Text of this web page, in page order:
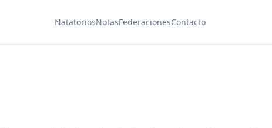
NatatoriosNotasFederacionesContacto